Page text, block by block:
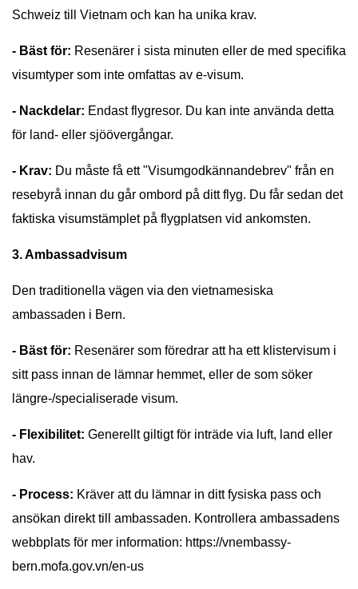
Schweiz till Vietnam och kan ha unika krav.
- Bäst för: Resenärer i sista minuten eller de med specifika
visumtyper som inte omfattas av e-visum.
- Nackdelar: Endast flygresor. Du kan inte använda detta
för land- eller sjöövergångar.
- Krav: Du måste få ett "Visumgodkännandebrev" från en
resebyrå innan du går ombord på ditt flyg. Du får sedan det
faktiska visumstämplet på flygplatsen vid ankomsten.
3. Ambassadvisum
Den traditionella vägen via den vietnamesiska
ambassaden i Bern.
- Bäst för: Resenärer som föredrar att ha ett klistervisum i
sitt pass innan de lämnar hemmet, eller de som söker
längre-/specialiserade visum.
- Flexibilitet: Generellt giltigt för inträde via luft, land eller
hav.
- Process: Kräver att du lämnar in ditt fysiska pass och
ansökan direkt till ambassaden. Kontrollera ambassadens
webbplats för mer information: https://vnembassy-
bern.mofa.gov.vn/en-us